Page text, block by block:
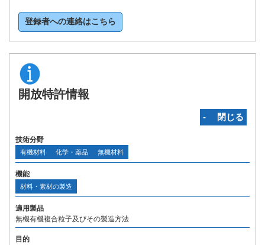
登録者への連絡はこちら
開放特許情報
‐ 閉じる
技術分野
有機材料 化学・薬品 無機材料
機能
材料・素材の製造
適用製品
無機有機複合粒子及びその製造方法
目的